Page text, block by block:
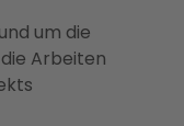
um die
Arbeiten